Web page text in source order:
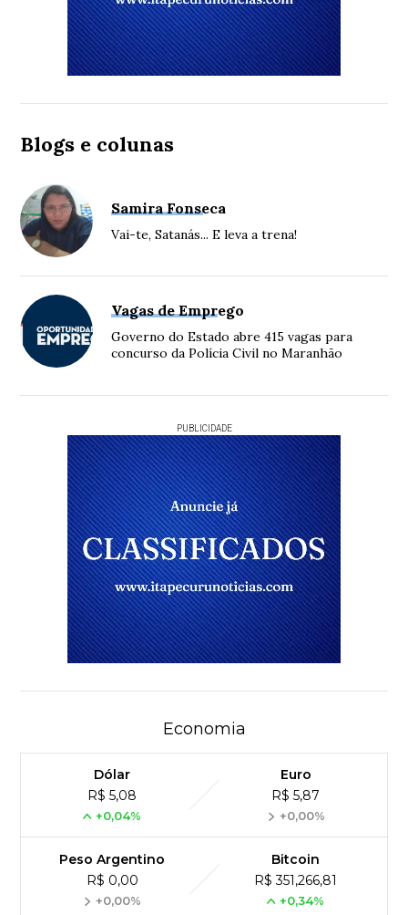
Blogs e colunas
Samira Fonseca
Vai-te, Satanás... E leva a trena!
Vagas de Emprego
Governo do Estado abre 415 vagas para
concurso da Polícia Civil no Maranhão
PUBLICIDADE
Economia
Dólar
R$ 5,08
+0,04%
Euro
R$ 5,87
+0,00%
Peso Argentino
R$ 0,00
+0,00%
Bitcoin
R$ 351,266,81
+0,34%